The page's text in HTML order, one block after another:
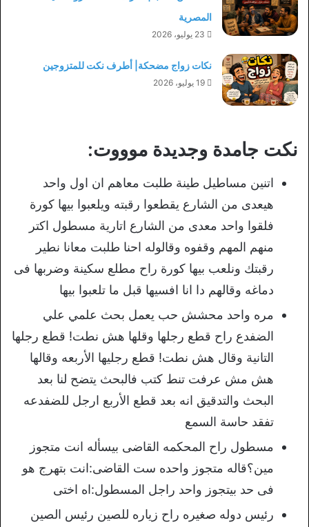
المصرية
23 يوليو، 2026
نكات زواج مضحكة| أطرف نكت للمتزوجين
19 يوليو، 2026
نكت جامدة وجديدة موووت:
اتنين مساطيل طينة طلبت معاهم ان اول واحد
هيعدى من الشارع يقطعوا رقبته ويلعبوا بيها كورة
فلقوا واحد معدى من الشارع اتارية مسطول اكتر
منهم المهم وقفوه وقالوله احنا طلبت معانا نطير
رقبتك ونلعب بيها كورة راح مطلع سكينة وضربها فى
دماغه وقالهم دا انا افسيها قبل ما تلعبوا بيها
مره واحد محشش حب يعمل بحث علمي علي
الضفدع راح قطع رجلها وقلها هش نطت! قطع رجلها
التانية وقال هش نطت! قطع رجليها الأربعه وقالها
هش مش عرفت تنط كتب فالبحث يتضح لنا بعد
البحث والتدقيق انه بعد قطع الأربع ارجل للضفدعه
تفقد حاسة السمع
مسطول راح المحكمه القاضى بيسأله انت متجوز
مين؟قاله متجوز واحده ست القاضى:انت بتهرج هو
فى حد بيتجوز واحد راجل المسطول:اه اختى
رئيس دوله صغيره راح زياره للصين رئيس الصين